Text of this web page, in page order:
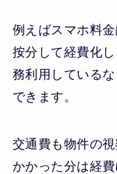
例えばスマホ料
按分して経費化
務利用している
できます。
交通費も物件の
かかった分は経